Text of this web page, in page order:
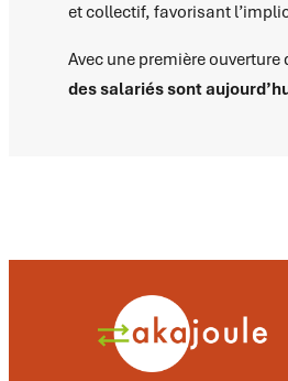
et collectif, favorisant
Avec une première
des salariés sont